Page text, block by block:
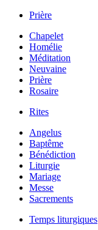
Prière
Chapelet
Homélie
Méditation
Neuvaine
Prière
Rosaire
Rites
Angelus
Baptême
Bénédiction
Liturgie
Mariage
Messe
Sacrements
Temps liturgiques